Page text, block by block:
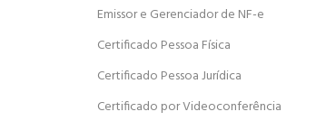
Emissor e Gerenciador de NF-e
Certificado Pessoa Física
Certificado Pessoa Jurídica
Certificado por Videoconferência